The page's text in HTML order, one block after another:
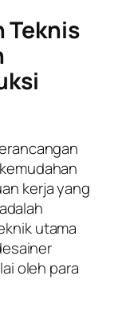
Teknis
kerja yang
utama
oleh para